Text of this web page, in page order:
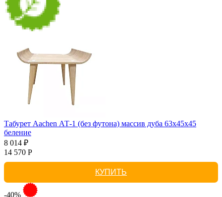
Табурет Aachen АТ-1 (без футона) массив дуба 63х45х45
беление
8 014 ₽
14 570 Р
КУПИТЬ
-40%